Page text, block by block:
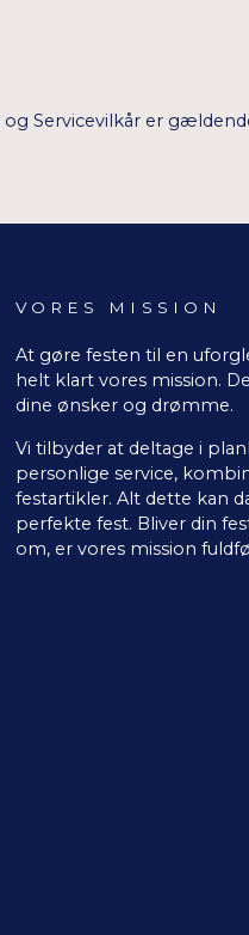
og Servicevilkår er
VORES MISSION
At gøre festen til en
helt klart vores mission.
dine ønsker og drømme.
Vi tilbyder at deltage i
personlige service,
festartikler. Alt dette kan
perfekte fest. Bliver din
om, er vores mission